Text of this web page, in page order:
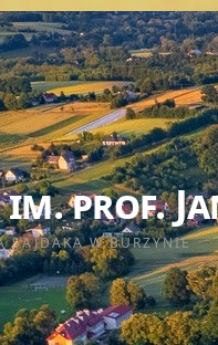
prof.
SAJDAKA W BURZYNIE